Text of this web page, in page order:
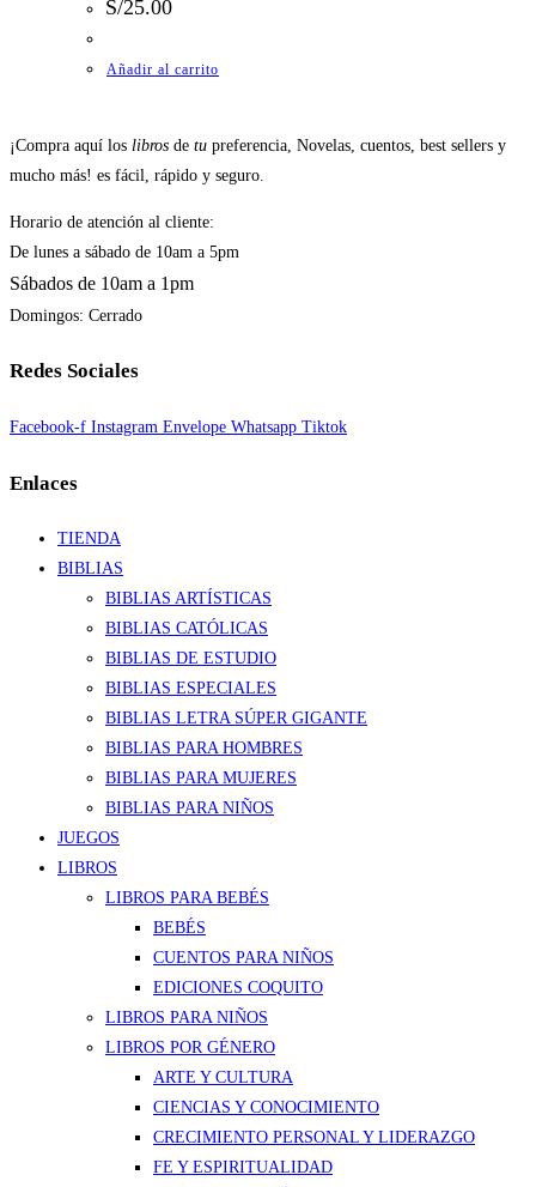
S/25.00
Añadir al carrito
¡Compra aquí los libros de tu preferencia, Novelas, cuentos, best sellers y
mucho más! es fácil, rápido y seguro.
Horario de atención al cliente:
De lunes a sábado de 10am a 5pm
Sábados de 10am a 1pm
Domingos: Cerrado
Redes Sociales
Facebook-f Instagram Envelope Whatsapp Tiktok
Enlaces
TIENDA
BIBLIAS
BIBLIAS ARTÍSTICAS
BIBLIAS CATÓLICAS
BIBLIAS DE ESTUDIO
BIBLIAS ESPECIALES
BIBLIAS LETRA SÚPER GIGANTE
BIBLIAS PARA HOMBRES
BIBLIAS PARA MUJERES
BIBLIAS PARA NIÑOS
JUEGOS
LIBROS
LIBROS PARA BEBÉS
BEBÉS
CUENTOS PARA NIÑOS
EDICIONES COQUITO
LIBROS PARA NIÑOS
LIBROS POR GÉNERO
ARTE Y CULTURA
CIENCIAS Y CONOCIMIENTO
CRECIMIENTO PERSONAL Y LIDERAZGO
FE Y ESPIRITUALIDAD